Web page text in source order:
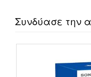
Συνδύασε την